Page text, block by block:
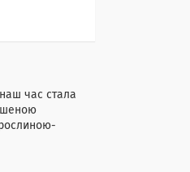
час стала